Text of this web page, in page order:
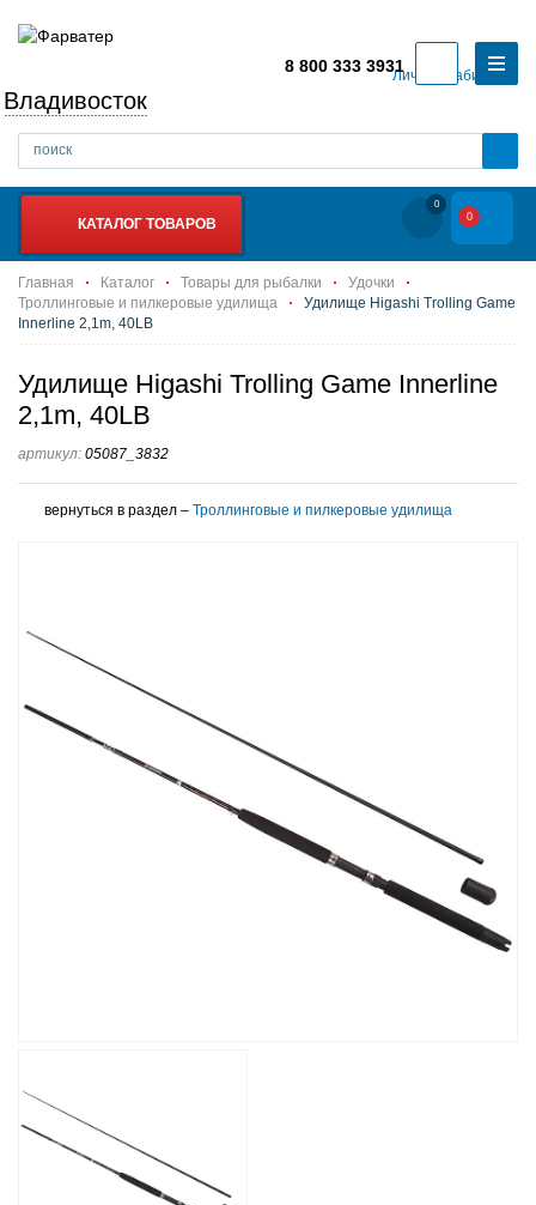
Личный кабинет
Владивосток
8 800 333 3931
КАТАЛОГ ТОВАРОВ
0
0
Главная Каталог Товары для рыбалки
Удочки
Троллинговые и пилкеровые удилища
Удилище Higashi Trolling Game
Innerline 2,1m, 40LB
Удилище Higashi Trolling Game Innerline
2,1m, 40LB
артикул: 05087_3832
вернуться в раздел – Троллинговые и пилкеровые удилища